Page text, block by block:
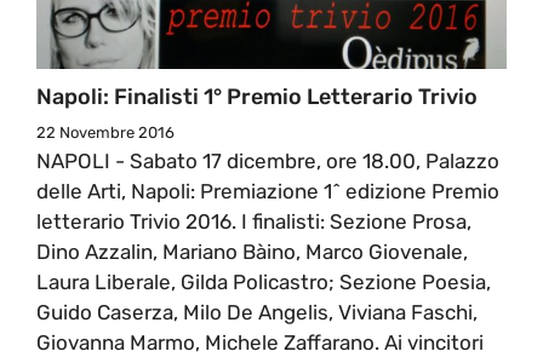
Napoli: Finalisti 1° Premio Letterario Trivio
22 Novembre 2016
NAPOLI - Sabato 17 dicembre, ore 18.00, Palazzo
delle Arti, Napoli: Premiazione 1^ edizione Premio
letterario Trivio 2016. I finalisti: Sezione Prosa,
Dino Azzalin, Mariano Bàino, Marco Giovenale,
Laura Liberale, Gilda Policastro; Sezione Poesia,
Guido Caserza, Milo De Angelis, Viviana Faschi,
Giovanna Marmo, Michele Zaffarano. Ai vincitori